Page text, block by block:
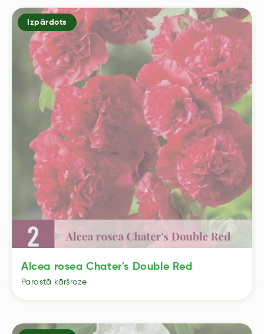
Alcea rosea Chater's Double Red
Parastā kāršroze